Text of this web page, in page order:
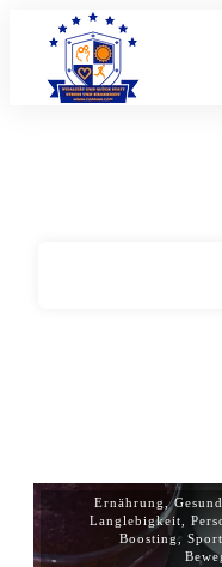
Ernährung ,
Langlebigkeit
Boosting,